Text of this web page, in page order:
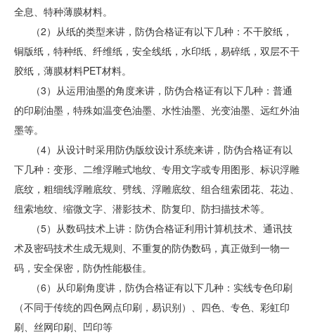
全息、特种薄膜材料。
（2）从纸的类型来讲，防伪合格证有以下几种：不干胶纸，
铜版纸，特种纸、纤维纸，安全线纸，水印纸，易碎纸，双层不干
胶纸，薄膜材料PET材料。
（3）从运用油墨的角度来讲，防伪合格证有以下几种：普通
的印刷油墨，特殊如温变色油墨、水性油墨、光变油墨、远红外油
墨等。
（4）从设计时采用防伪版纹设计系统来讲，防伪合格证有以
下几种：变形、二维浮雕式地纹、专用文字或专用图形、标识浮雕
底纹，粗细线浮雕底纹、劈线、浮雕底纹、组合纽索团花、花边、
纽索地纹、缩微文字、潜影技术、防复印、防扫描技术等。
（5）从数码技术上讲：防伪合格证利用计算机技术、通讯技
术及密码技术生成无规则、不重复的防伪数码，真正做到一物一
码，安全保密，防伪性能极佳。
（6）从印刷角度讲，防伪合格证有以下几种：实线专色印刷
（不同于传统的四色网点印刷，易识别）、四色、专色、彩虹印
刷、丝网印刷、凹印等